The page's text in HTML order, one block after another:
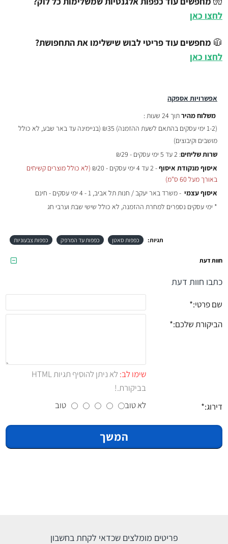
אפשרויות אספקה
משלוח מהירתוך 24 שעות :
(1-2 ימי עסקים בהתאם לשעת ההזמנה)
₪35 (בניימינה עד באר שבע, לא כולל
מושבים וקיבוצים)
שרות שליחים: 2 עד 5 ימי עסקים - ₪29
איסוף מנקודת איסוף- 2 עד 4 ימי עסקים - ₪20
(לא כולל מוצרים קשיחים
באורך מעל 60 ס"מ)
איסוף עצמי - משרד באר יעקב / חנות תל אביב, 1 - 4 ימי עסקים - חינם
* ימי עסקים נספרים למחרת ההזמנה, לא כולל שישי שבת וערבי חג
לחצו כאן
🧥 מחפשים עוד פריטי לבוש שישלימו את התחפושת?
לחצו כאן
תגיות: כפפות סאטן כפפות עד המרפק כפפות צבעוניות
חוות דעת
כתבו חוות דעת
שם פרטי:
הביקורת שלכם:
שימו לב:
לא ניתן להוסיף תגיות HTML
בביקורת.!
דירוג:
לא טוב טוב
המשך
פריטים מומלצים שכדאי לקחת בחשבון